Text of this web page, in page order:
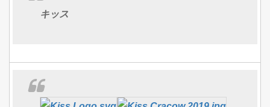
キッス